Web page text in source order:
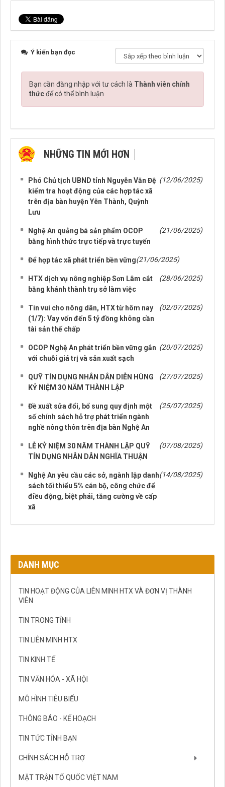
Ý kiến bạn đọc
Bạn cần đăng nhập với tư cách là Thành viên chính
thứcđể có thể bình luận
NHỮNG TIN MỚI HƠN
Phó Chủ tịch UBND tỉnh Nguyễn Văn Đệ
kiểm tra hoạt động của các hợp tác xã
trên địa bàn huyện Yên Thành, Quỳnh
Lưu
(12/06/2025)
Nghệ An quảng bá sản phẩm OCOP
bằng hình thức trực tiếp và trực tuyến
(21/06/2025)
Để hợp tác xã phát triển bền vững(21/06/2025)
HTX dịch vụ nông nghiệp Sơn Lâm cắt
băng khánh thành trụ sở làm việc
(28/06/2025)
Tin vui cho nông dân, HTX từ hôm nay
(1/7): Vay vốn đến 5 tỷ đồng không cần
tài sản thế chấp
(02/07/2025)
OCOP Nghệ An phát triển bền vững gắn
với chuỗi giá trị và sản xuất sạch
(20/07/2025)
QUỸ TÍN DỤNG NHÂN DÂN DIỄN HÙNG
KỶ NIỆM 30 NĂM THÀNH LẬP
(27/07/2025)
Đề xuất sửa đổi, bổ sung quy định một
số chính sách hỗ trợ phát triển ngành
nghề nông thôn trên địa bàn Nghệ An
(25/07/2025)
LỄ KỶ NIỆM 30 NĂM THÀNH LẬP QUỸ
TÍN DỤNG NHÂN DÂN NGHĨA THUẬN
(07/08/2025)
Nghệ An yêu cầu các sở, ngành lập danh
sách tối thiểu 5% cán bộ, công chức để
điều động, biệt phái, tăng cường về cấp
xã
(14/08/2025)
DANH MỤC
TIN HOẠT ĐỘNG CỦA LIÊN MINH HTX VÀ ĐƠN VỊ THÀNH
VIÊN
TIN TRONG TỈNH
TIN LIÊN MINH HTX
TIN KINH TẾ
TIN VĂN HÓA - XÃ HỘI
MÔ HÌNH TIÊU BIỂU
THÔNG BÁO - KẾ HOẠCH
TIN TỨC TỈNH BẠN
CHÍNH SÁCH HỖ TRỢ
MẶT TRẬN TỔ QUỐC VIỆT NAM